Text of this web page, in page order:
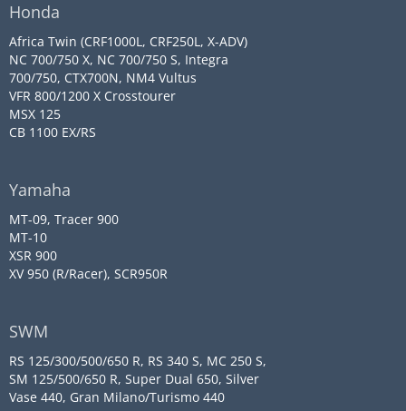
Honda
Africa Twin (CRF1000L, CRF250L, X-ADV)
NC 700/750 X, NC 700/750 S, Integra
700/750, CTX700N, NM4 Vultus
VFR 800/1200 X Crosstourer
MSX 125
CB 1100 EX/RS
Yamaha
MT-09, Tracer 900
MT-10
XSR 900
XV 950 (R/Racer), SCR950R
SWM
RS 125/300/500/650 R, RS 340 S, MC 250 S,
SM 125/500/650 R, Super Dual 650, Silver
Vase 440, Gran Milano/Turismo 440